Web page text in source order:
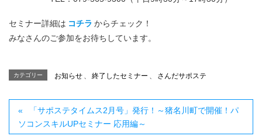
セミナー詳細は コチラ からチェック！
みなさんのご参加をお待ちしています。
カテゴリー お知らせ 終了したセミナー さんだサポステ
「サポステタイムス2月号」発行！～猪名川町で開催！パ
ソコンスキルUPセミナー 応用編～